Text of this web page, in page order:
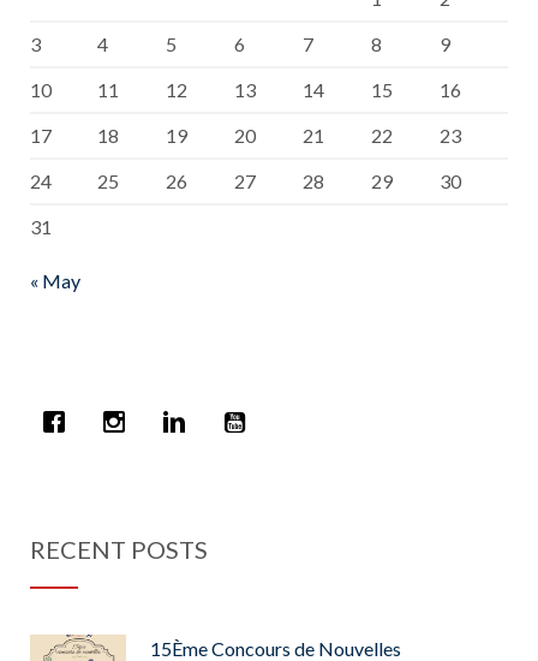
3
4 5 6 7 8
9
10
11 12 13 14 15
16
17
18 19 20 21 22
23
24
25 26 27 28 29
30
31
« May
RECENT POSTS
15Ème Concours de Nouvelles